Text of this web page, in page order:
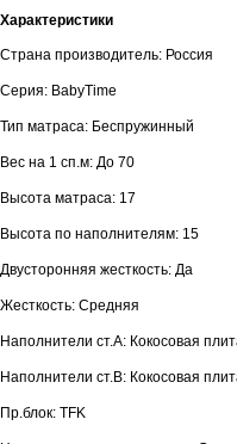
Характеристики
Страна производитель: Россия
Серия: BabyTime
Тип матраса: Беспружинный
Вес на 1 сп.м: До 70
Высота матраса: 17
Высота по наполнителям: 15
Двусторонняя жесткость: Да
Жесткость: Средняя
Наполнители ст.А: Кокосовая
Наполнители ст.В: Кокосовая
Пр.блок: TFK